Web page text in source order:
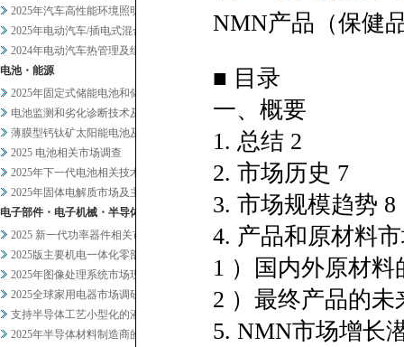
2025年汽车高性能环境照明的...
2025年电动汽车/插电式混合...
2024年电动汽车热管理及组件...
电池・能源
2025年固定式储能电池和储能...
电池监测和劣化诊断技术及服务当...
薄膜型钙钛矿太阳能电池及其他轻...
2025 电池相关市场调查
2025年下一代电池相关技术及...
2025年固体电解质市场及主要...
电子部件・电子机械・半导体
2025 新一代功率器件相关市...
2025版主要机电一体化零部件...
2025年图像处理系统市场现状...
2025全球家用电器市场调研
支持半导体工艺小型化的液体过滤...
2025年半导体材料制造商的业...
NMN产品（保健
■ 目录
一、概要
1. 总结 2
2. 市场历史 7
3. 市场规模趋势 8
4. 产品和原材料
1 ）国内外原材
2 ）最终产品的未
5. NMN市场增长